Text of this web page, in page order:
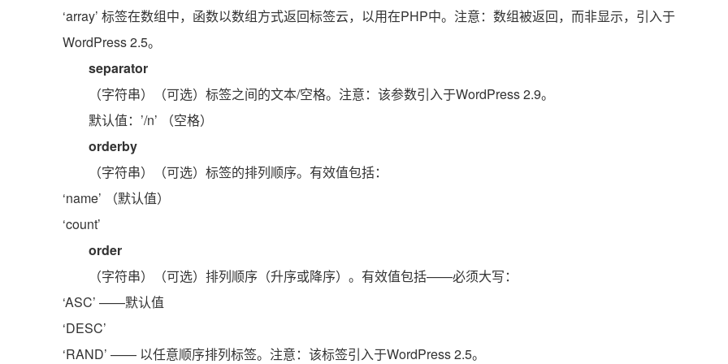
‘array’ 标签在数组中，函数以数组方式返回标签云，以用在PHP中。注意：数组被返回，而非显示，引入于
WordPress 2.5。
separator
（字符串）（可选）标签之间的文本/空格。注意：该参数引入于WordPress 2.9。
默认值：’/n’ （空格）
orderby
（字符串）（可选）标签的排列顺序。有效值包括：
‘name’ （默认值）
‘count’
order
（字符串）（可选）排列顺序（升序或降序）。有效值包括——必须大写：
‘ASC’ ——默认值
‘DESC’
‘RAND’ —— 以任意顺序排列标签。注意：该标签引入于WordPress 2.5。